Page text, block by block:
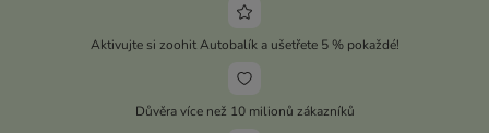
Aktivujte si zoohit Autobalík a ušetřete 5 % pokaždé!
Důvěra více než 10 milionů zákazníků